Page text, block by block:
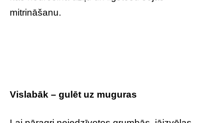
mitrināšanu.
Vislabāk – gulēt uz muguras